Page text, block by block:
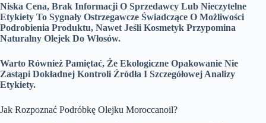
Niska Cena, Brak Informacji O Sprzedawcy Lub Nieczytelne
Etykiety To Sygnały Ostrzegawcze Świadczące O Możliwości
Podrobienia Produktu, Nawet Jeśli Kosmetyk Przypomina
Naturalny Olejek Do Włosów.
Warto Również Pamiętać, Że Ekologiczne Opakowanie Nie
Zastąpi Dokładnej Kontroli Źródła I Szczegółowej Analizy
Etykiety.
Jak Rozpoznać Podróbkę Olejku Moroccanoil?